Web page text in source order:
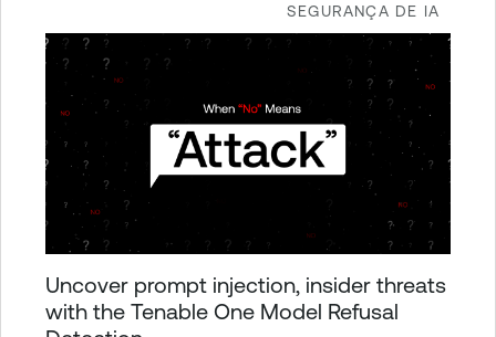
SEGURANÇA DE IA
Uncover prompt injection, insider threats
with the Tenable One Model Refusal